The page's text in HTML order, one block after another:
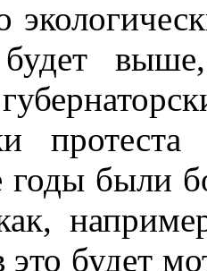
будет
были
это будет